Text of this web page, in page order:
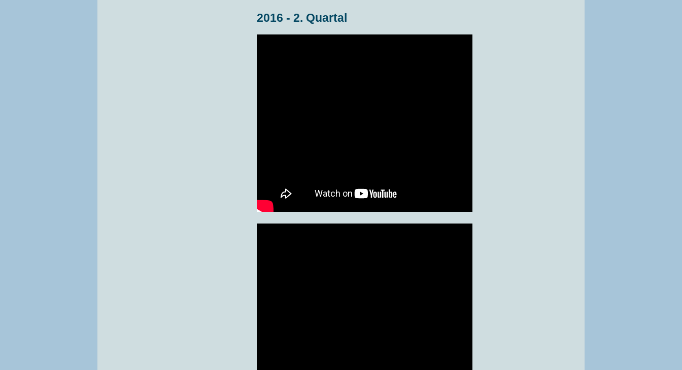
2016 - 2. Quartal